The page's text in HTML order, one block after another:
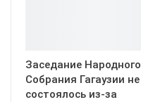
Заседание Народного
Собрания Гагаузии не
состоялось из-за